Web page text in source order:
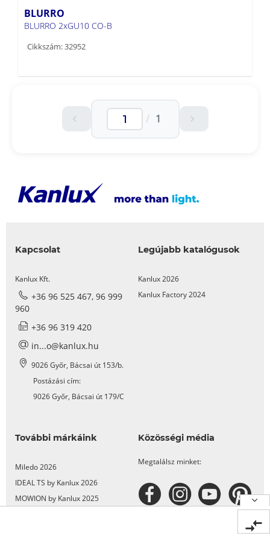
BLURRO
BLURRO 2xGU10 CO-B
Cikkszám: 32952
/ 1
Kapcsolat
Kanlux Kft.
+36 96 525 467, 96 999
960
+36 96 319 420
in...o@kanlux.hu
9026 Győr, Bácsai út 153/b.
Postázási cím:
9026 Győr, Bácsai út 179/C
Legújabb katalógusok
Kanlux 2026
Kanlux Factory 2024
További márkáink
Miledo 2026
IDEAL TS by Kanlux 2026
MOWION by Kanlux 2025
Közösségi média
Megtalálsz minket: